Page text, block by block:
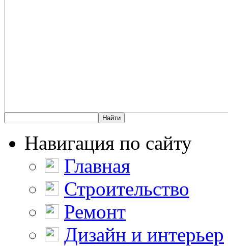
Навигация по сайту
Главная
Строительство
Ремонт
Дизайн и интерьер